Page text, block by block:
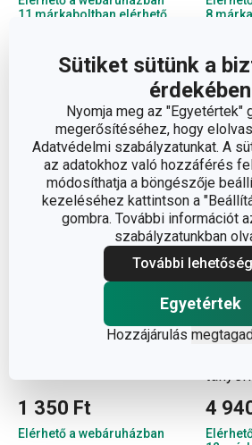
Sütiket sütünk a
érdekében
Nyomja meg az "Egyetértek"
megerősítéséhez, hogy
Adatvédelmi szabályzatunkat. A
az adatokhoz való hozzáférés
módosíthatja a böngészője
kezeléséhez kattintson a
gombra. További információt
szabályzatunkban
További
Egyetértek
Hozzájárulás
11 márkaboltban elérhető
8
CREMA SHINE
1 350 Ft
Elérhető a webáruházban
4